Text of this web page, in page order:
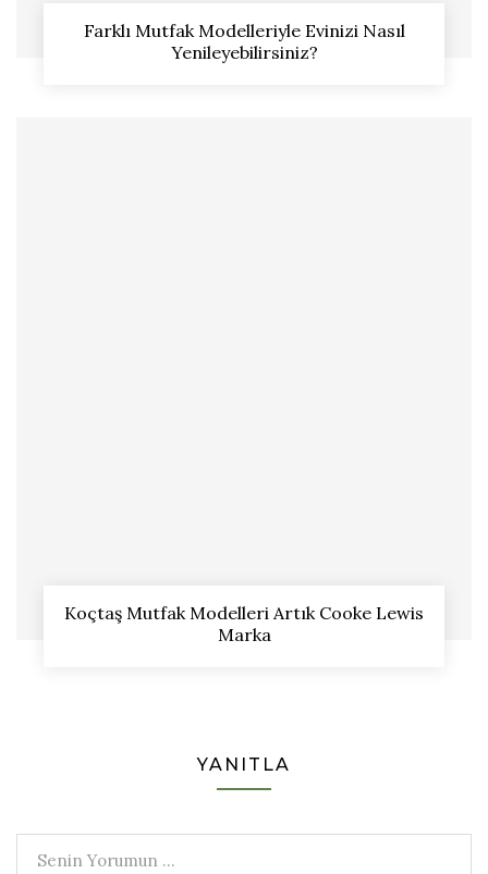
Farklı Mutfak Modelleriyle Evinizi Nasıl
Yenileyebilirsiniz?
Koçtaş Mutfak Modelleri Artık Cooke Lewis
Marka
YANITLA